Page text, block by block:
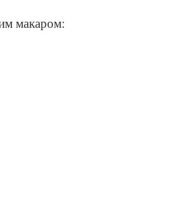
макаром: